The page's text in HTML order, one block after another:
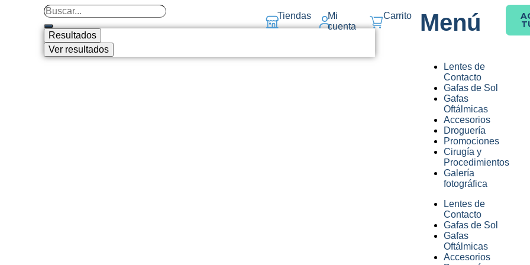
Resultados
Ver resultados
Tiendas
Mi
cuenta
Carrito Menú
Lentes de
Contacto
Gafas de Sol
Gafas
Oftálmicas
Accesorios
Droguería
Promociones
Cirugía y
Procedimientos
Galería
fotográfica
Lentes de
Contacto
Gafas de Sol
Gafas
Oftálmicas
Accesorios